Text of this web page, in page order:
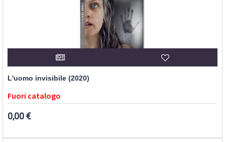
L'uomo invisibile (2020)
Fuori catalogo
0,00 €